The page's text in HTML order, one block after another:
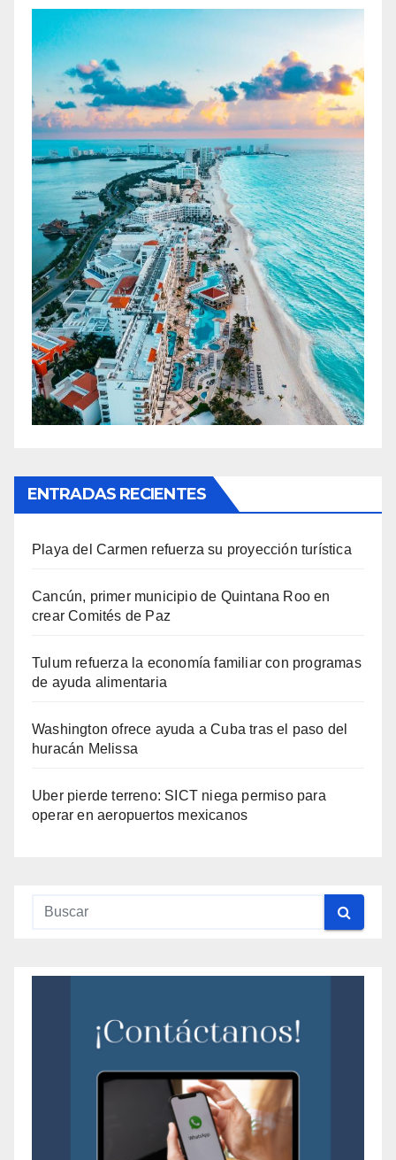
ENTRADAS RECIENTES
Playa del Carmen refuerza su proyección turística
Cancún, primer municipio de Quintana Roo en
crear Comités de Paz
Tulum refuerza la economía familiar con programas
de ayuda alimentaria
Washington ofrece ayuda a Cuba tras el paso del
huracán Melissa
Uber pierde terreno: SICT niega permiso para
operar en aeropuertos mexicanos